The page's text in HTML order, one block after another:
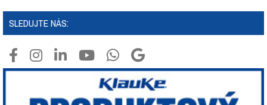
SLEDUJTE NÁS: